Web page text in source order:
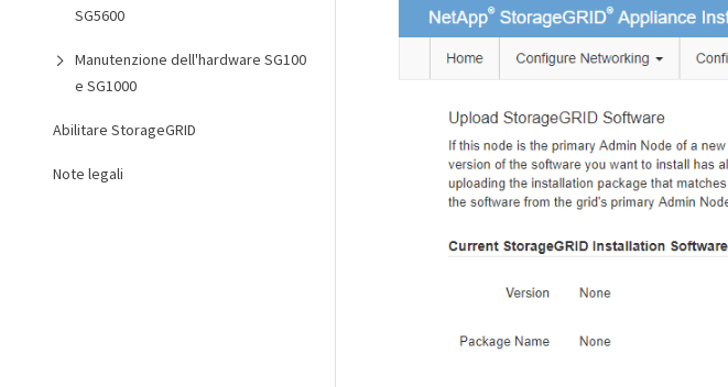
SG5600
Manutenzione dell'hardware SG100
e SG1000
Abilitare StorageGRID
Note legali